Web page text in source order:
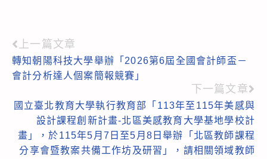
Read
more
上一篇文章
轉知朝陽科技大學舉辦「2026第6屆全國會計師盃－
會計分析達人個案簡報競賽」
下一篇文章
國立臺北教育大學執行教育部「113年至115年美感與
設計課程創新計畫-北區美感教育大學基地學校計
畫」，於115年5月7日至5月8日舉辦「北區教師課程
分享會暨教案共備工作坊及研習」，請相關領域教師